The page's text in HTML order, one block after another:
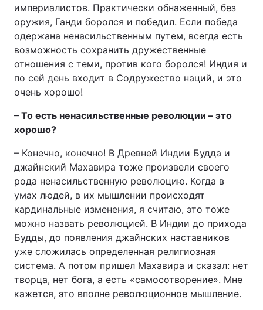
империалистов. Практически обнаженный, без
оружия, Ганди боролся и победил. Если победа
одержана ненасильственным путем, всегда есть
возможность сохранить дружественные
отношения с теми, против кого боролся! Индия и
по сей день входит в Содружество наций, и это
очень хорошо!
– То есть ненасильственные революции – это
хорошо?
– Конечно, конечно! В Древней Индии Будда и
джайнский Махавира тоже произвели своего
рода ненасильственную революцию. Когда в
умах людей, в их мышлении происходят
кардинальные изменения, я считаю, это тоже
можно назвать революцией. В Индии до прихода
Будды, до появления джайнских наставников
уже сложилась определенная религиозная
система. А потом пришел Махавира и сказал: нет
творца, нет бога, а есть «самосотворение». Мне
кажется, это вполне революционное мышление.